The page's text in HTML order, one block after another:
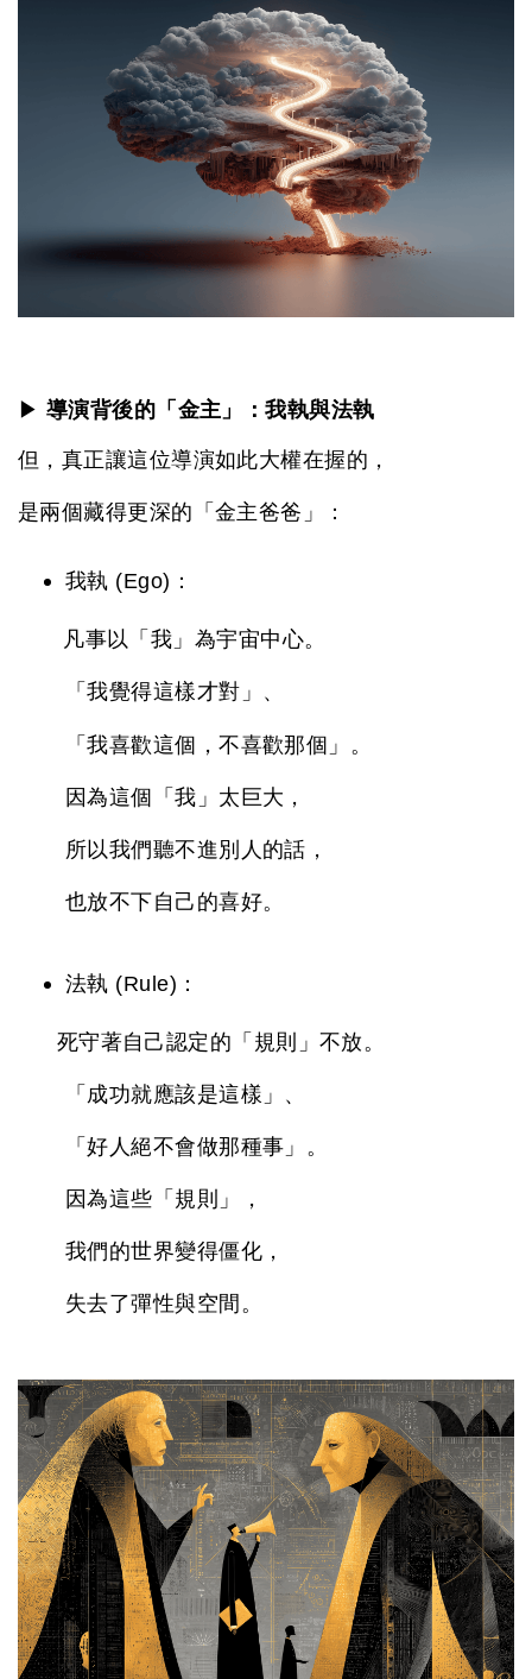
▶ 導演背後的「金主」：我執與法執
但，真正讓這位導演如此大權在握的，
是兩個藏得更深的「金主爸爸」：
我執 (Ego)：
凡事以「我」為宇宙中心。
「我覺得這樣才對」、
「我喜歡這個，不喜歡那個」。
因為這個「我」太巨大，
所以我們聽不進別人的話，
也放不下自己的喜好。
法執 (Rule)：
死守著自己認定的「規則」不放。
「成功就應該是這樣」、
「好人絕不會做那種事」。
因為這些「規則」，
我們的世界變得僵化，
失去了彈性與空間。